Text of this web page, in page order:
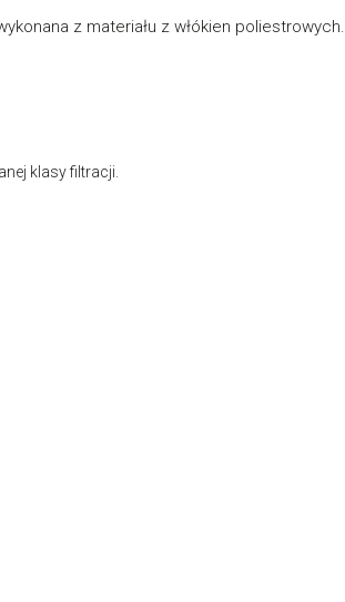
z materiału z włókien poliestrowych.
klasy filtracji.